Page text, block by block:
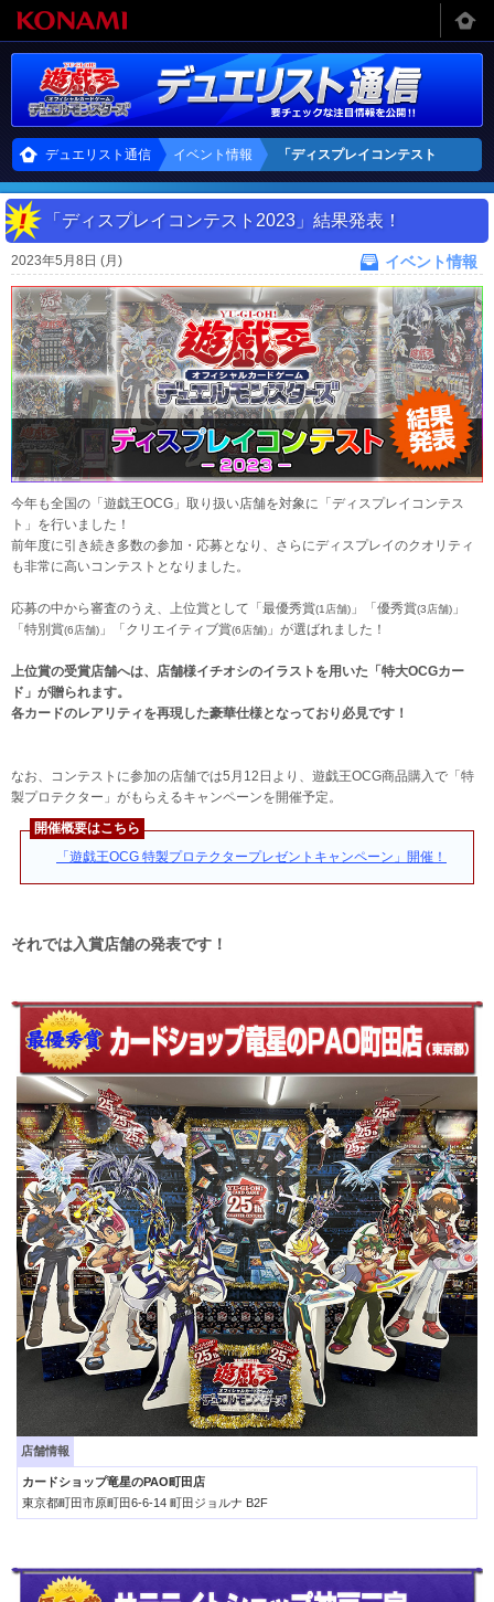
デュエリスト通信 イベント情報 「ディスプレイコンテスト
2023」結果発表！
「ディスプレイコンテスト2023」結果発表！
イベント情報
2023年5月8日 (月)
今年も全国の「遊戯王OCG」取り扱い店舗を対象に「ディスプレイコンテス
ト」を行いました！
前年度に引き続き多数の参加・応募となり、さらにディスプレイのクオリティ
も非常に高いコンテストとなりました。
応募の中から審査のうえ、上位賞として「最優秀賞(1店舗) 」「優秀賞(3店舗) 」
「特別賞(6店舗) 」「クリエイティブ賞(6店舗) 」が選ばれました！
上位賞の受賞店舗へは、店舗様イチオシのイラストを用いた「特大OCGカー
ド」が贈られます。
各カードのレアリティを再現した豪華仕様となっており必見です！
なお、コンテストに参加の店舗では5月12日より、遊戯王OCG商品購入で「特
製プロテクター」がもらえるキャンペーンを開催予定。
開催概要はこちら
「遊戯王OCG 特製プロテクタープレゼントキャンペーン」開催！
それでは入賞店舗の発表です！
店舗情報
カードショップ竜星のPAO町田店
東京都町田市原町田6-6-14 町田ジョルナ B2F